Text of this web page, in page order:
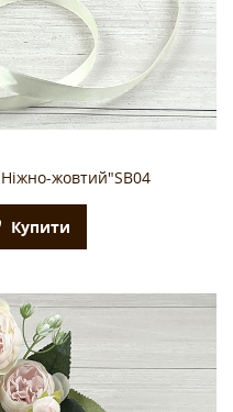
жовтий"SB04
Купити